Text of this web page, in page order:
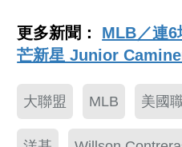
更多新聞： MLB／連6
芒新星 Junior
大聯盟 MLB 美國